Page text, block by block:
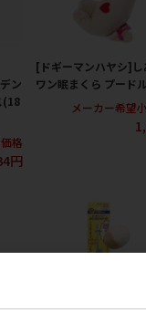
ン
(18
格
円
[ドギーマンハヤシ]し
ワン眠まくら プードル
メーカー希望